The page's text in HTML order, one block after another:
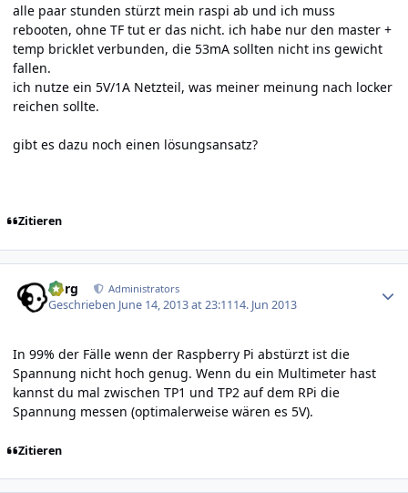
alle paar stunden stürzt mein raspi ab und ich muss
rebooten, ohne TF tut er das nicht. ich habe nur den master +
temp bricklet verbunden, die 53mA sollten nicht ins gewicht
fallen.
ich nutze ein 5V/1A Netzteil, was meiner meinung nach locker
reichen sollte.
gibt es dazu noch einen lösungsansatz?
Zitieren
borg Administrators
Geschrieben June 14, 2013 at 23:1114. Jun 2013
In 99% der Fälle wenn der Raspberry Pi abstürzt ist die
Spannung nicht hoch genug. Wenn du ein Multimeter hast
kannst du mal zwischen TP1 und TP2 auf dem RPi die
Spannung messen (optimalerweise wären es 5V).
Zitieren